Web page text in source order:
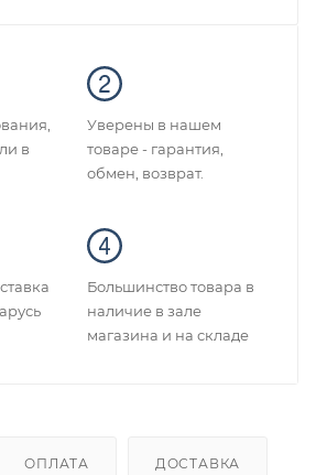
в
Уверены в нашем
товаре - гарантия,
обмен, возврат.
Большинство товара в
наличие в зале
магазина и на складе
ОПЛАТА ДОСТАВКА